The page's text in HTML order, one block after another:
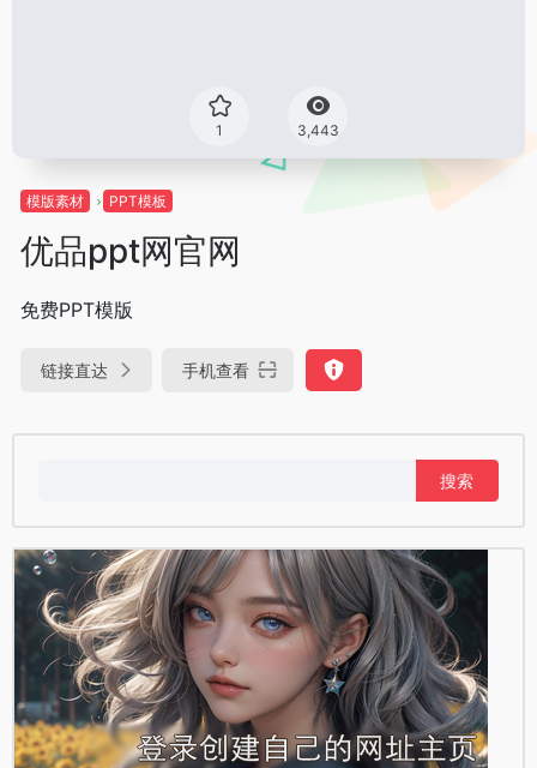
1 3,443
模版素材 PPT模板
优品ppt网官网
免费PPT模版
链接直达 手机查看